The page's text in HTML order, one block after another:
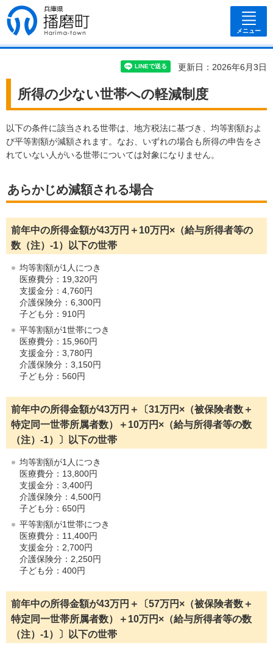
兵庫県 播磨
町
メニュー
更新日：2026年6月3日
所得の少ない世帯への軽減制度
以下の条件に該当される世帯は、地方税法に基づき、均等割額およ
び平等割額が減額されます。なお、いずれの場合も所得の申告をさ
れていない人がいる世帯については対象になりません。
あらかじめ減額される場合
前年中の所得金額が43万円＋10万円×（給与所得者等の
数（注）-1）以下の世帯
均等割額が1人につき
医療費分：19,320円
支援金分：4,760円
介護保険分：6,300円
子ども分：910円
平等割額が1世帯につき
医療費分：15,960円
支援金分：3,780円
介護保険分：3,150円
子ども分：560円
前年中の所得金額が43万円＋〔31万円×（被保険者数＋
特定同一世帯所属者数）＋10万円×（給与所得者等の数
（注）-1）〕以下の世帯
均等割額が1人につき
医療費分：13,800円
支援金分：3,400円
介護保険分：4,500円
子ども分：650円
平等割額が1世帯につき
医療費分：11,400円
支援金分：2,700円
介護保険分：2,250円
子ども分：400円
前年中の所得金額が43万円＋〔57万円×（被保険者数＋
特定同一世帯所属者数）＋10万円×（給与所得者等の数
（注）-1）〕以下の世帯